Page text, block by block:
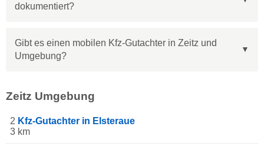
dokumentiert?
Gibt es einen mobilen Kfz-Gutachter in Zeitz und
Umgebung?
Zeitz Umgebung
2 Kfz-Gutachter in Elsteraue
3 km